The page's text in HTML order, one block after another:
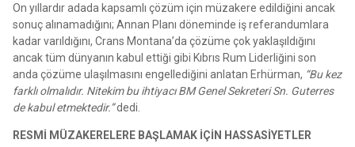
On yıllardır adada kapsamlı çözüm için müzakere edildiğini ancak
sonuç alınamadığını; Annan Planı döneminde iş referandumlara
kadar varıldığını, Crans Montana’da çözüme çok yaklaşıldığını
ancak tüm dünyanın kabul ettiği gibi Kıbrıs Rum Liderliğini son
anda çözüme ulaşılmasını engellediğini anlatan Erhürman, “Bu kez
farklı olmalıdır. Nitekim bu ihtiyacı BM Genel Sekreteri Sn. Guterres
de kabul etmektedir.”dedi.
RESMİ MÜZAKERELERE BAŞLAMAK İÇİN HASSASİYETLER